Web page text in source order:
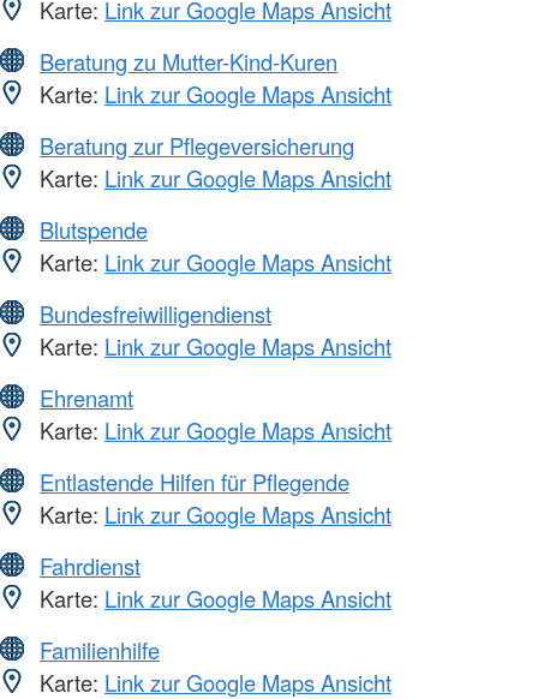
Karte: Link zur Google Maps Ansicht
Beratung zu Mutter-Kind-Kuren
Karte: Link zur Google Maps Ansicht
Beratung zur Pflegeversicherung
Karte: Link zur Google Maps Ansicht
Blutspende
Karte: Link zur Google Maps Ansicht
Bundesfreiwilligendienst
Karte: Link zur Google Maps Ansicht
Ehrenamt
Karte: Link zur Google Maps Ansicht
Entlastende Hilfen für Pflegende
Karte: Link zur Google Maps Ansicht
Fahrdienst
Karte: Link zur Google Maps Ansicht
Familienhilfe
Karte: Link zur Google Maps Ansicht